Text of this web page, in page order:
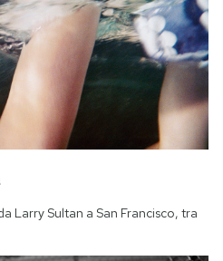
Larry Sultan a San Francisco, tra